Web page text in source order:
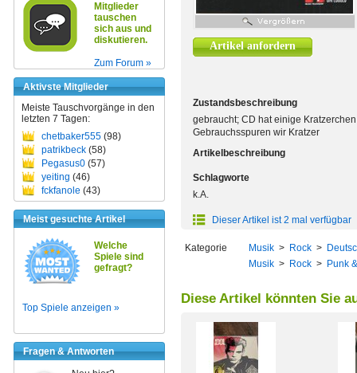
Mitglieder
tauschen
sich aus und
diskutieren.
Zum Forum »
Aktivste Mitglieder
Meiste Tauschvorgänge in den
letzten 7 Tagen:
chetbaker555 (98)
patrikbeck (58)
Pegasus0 (57)
yeiting (46)
fckfanole (43)
Meist gesuchte Artikel
Welche
Spiele sind
gefragt?
Top Spiele anzeigen »
Fragen & Antworten
Artikel anfordern
Zustandsbeschreibung
gebraucht; CD hat einige
Gebrauchsspuren wir Kratzer
Artikelbeschreibung
Schlagworte
k.A.
Dieser Artikel ist 2 mal verfügbar
Kategorie Musik > Rock >
Musik > Rock > Punk
Diese Artikel könnten Sie